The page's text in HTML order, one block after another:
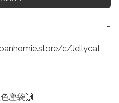
−
c/Jellycat
塵袋🙌🏻